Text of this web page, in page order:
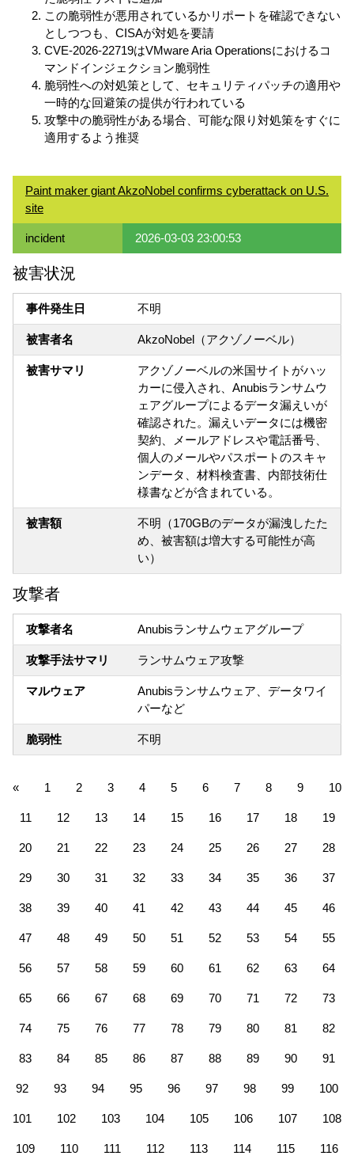
この脆弱性が悪用されているかリポートを確認できない
としつつも、CISAが対処を要請
CVE-2026-22719はVMware Aria Operationsにおけるコ
マンドインジェクション脆弱性
脆弱性への対処策として、セキュリティパッチの適用や
一時的な回避策の提供が行われている
攻撃中の脆弱性がある場合、可能な限り対処策をすぐに
適用するよう推奨
Paint maker giant AkzoNobel confirms cyberattack on U.S.
site
incident 2026-03-03 23:00:53
被害状況
事件発生日 不明
被害者名 AkzoNobel（アクゾノーベル）
被害サマリ
アクゾノーベルの米国サイトがハッ
カーに侵入され、Anubisランサムウ
ェアグループによるデータ漏えいが
確認された。漏えいデータには機密
契約、メールアドレスや電話番号、
個人のメールやパスポートのスキャ
ンデータ、材料検査書、内部技術仕
様書などが含まれている。
被害額
不明（170GBのデータが漏洩したた
め、被害額は増大する可能性が高
い）
攻撃者
攻撃者名 Anubisランサムウェアグループ
攻撃手法サマリ ランサムウェア攻撃
マルウェア
Anubisランサムウェア、データワイ
パーなど
脆弱性 不明
« 1 2 3 4 5 6 7 8 9 10
11 12 13 14 15 16 17 18 19
20 21 22 23 24 25 26 27 28
29 30 31 32 33 34 35 36 37
38 39 40 41 42 43 44 45 46
47 48 49 50 51 52 53 54 55
56 57 58 59 60 61 62 63 64
65 66 67 68 69 70 71 72 73
74 75 76 77 78 79 80 81 82
83 84 85 86 87 88 89 90 91
92 93 94 95 96 97 98 99 100
101 102 103 104 105 106 107 108
109 110 111 112 113 114 115 116